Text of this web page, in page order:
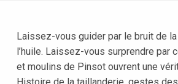
Laissez-vous guider par le bruit de
l’huile. Laissez-vous surprendre
et moulins de Pinsot ouvrent une